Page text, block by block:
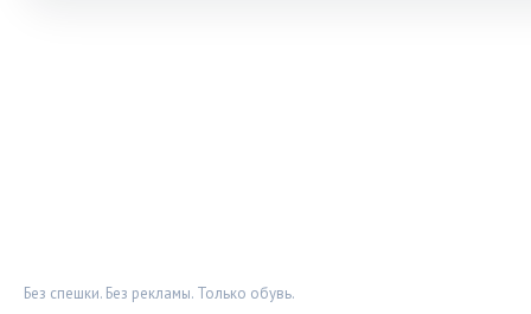
Без спешки. Без рекламы. Только обувь.